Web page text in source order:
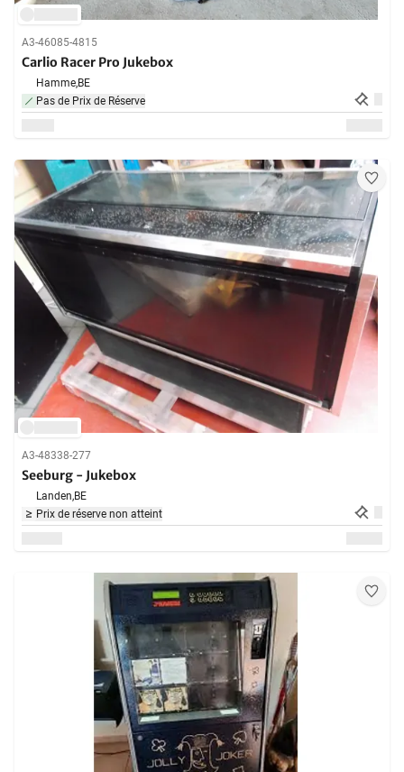
A3-46085-4815
Carlio Racer Pro Jukebox
Hamme,BE
Pas de Prix de Réserve
A3-48338-277
Seeburg - Jukebox
Landen,BE
Prix de réserve non atteint